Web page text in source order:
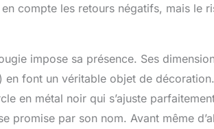
compte les retours négatifs, mais le
impose sa présence. Ses
font un véritable objet de
en métal noir qui s’ajuste
promise par son nom. Avant même